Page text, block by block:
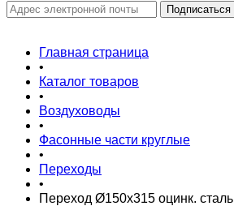
Главная страница
•
Каталог товаров
•
Воздуховоды
•
Фасонные части круглые
•
Переходы
•
Переход Ø150x315 оцинк. сталь